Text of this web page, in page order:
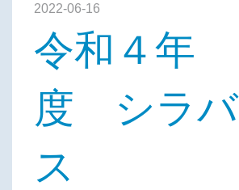
2022-06-16
令和４年
度 シラバ
ス